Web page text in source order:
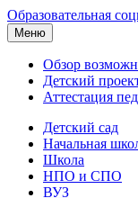
Образовательная
Меню
Обзор
Детский
Аттестация
Детский сад
Начальная
Школа
НПО и СПО
ВУЗ